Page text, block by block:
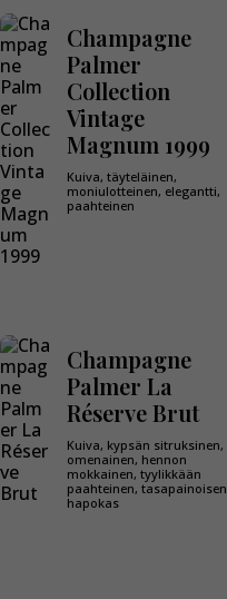
Champagne
Palmer
Collection
Vintage
Magnum 1999
Kuiva, täyteläinen,
moniulotteinen, elegantti,
paahteinen
Champagne
Palmer La
Réserve Brut
Kuiva, kypsän sitruksinen,
omenainen, hennon
mokkainen, tyylikkään
paahteinen, tasapainoisen
hapokas